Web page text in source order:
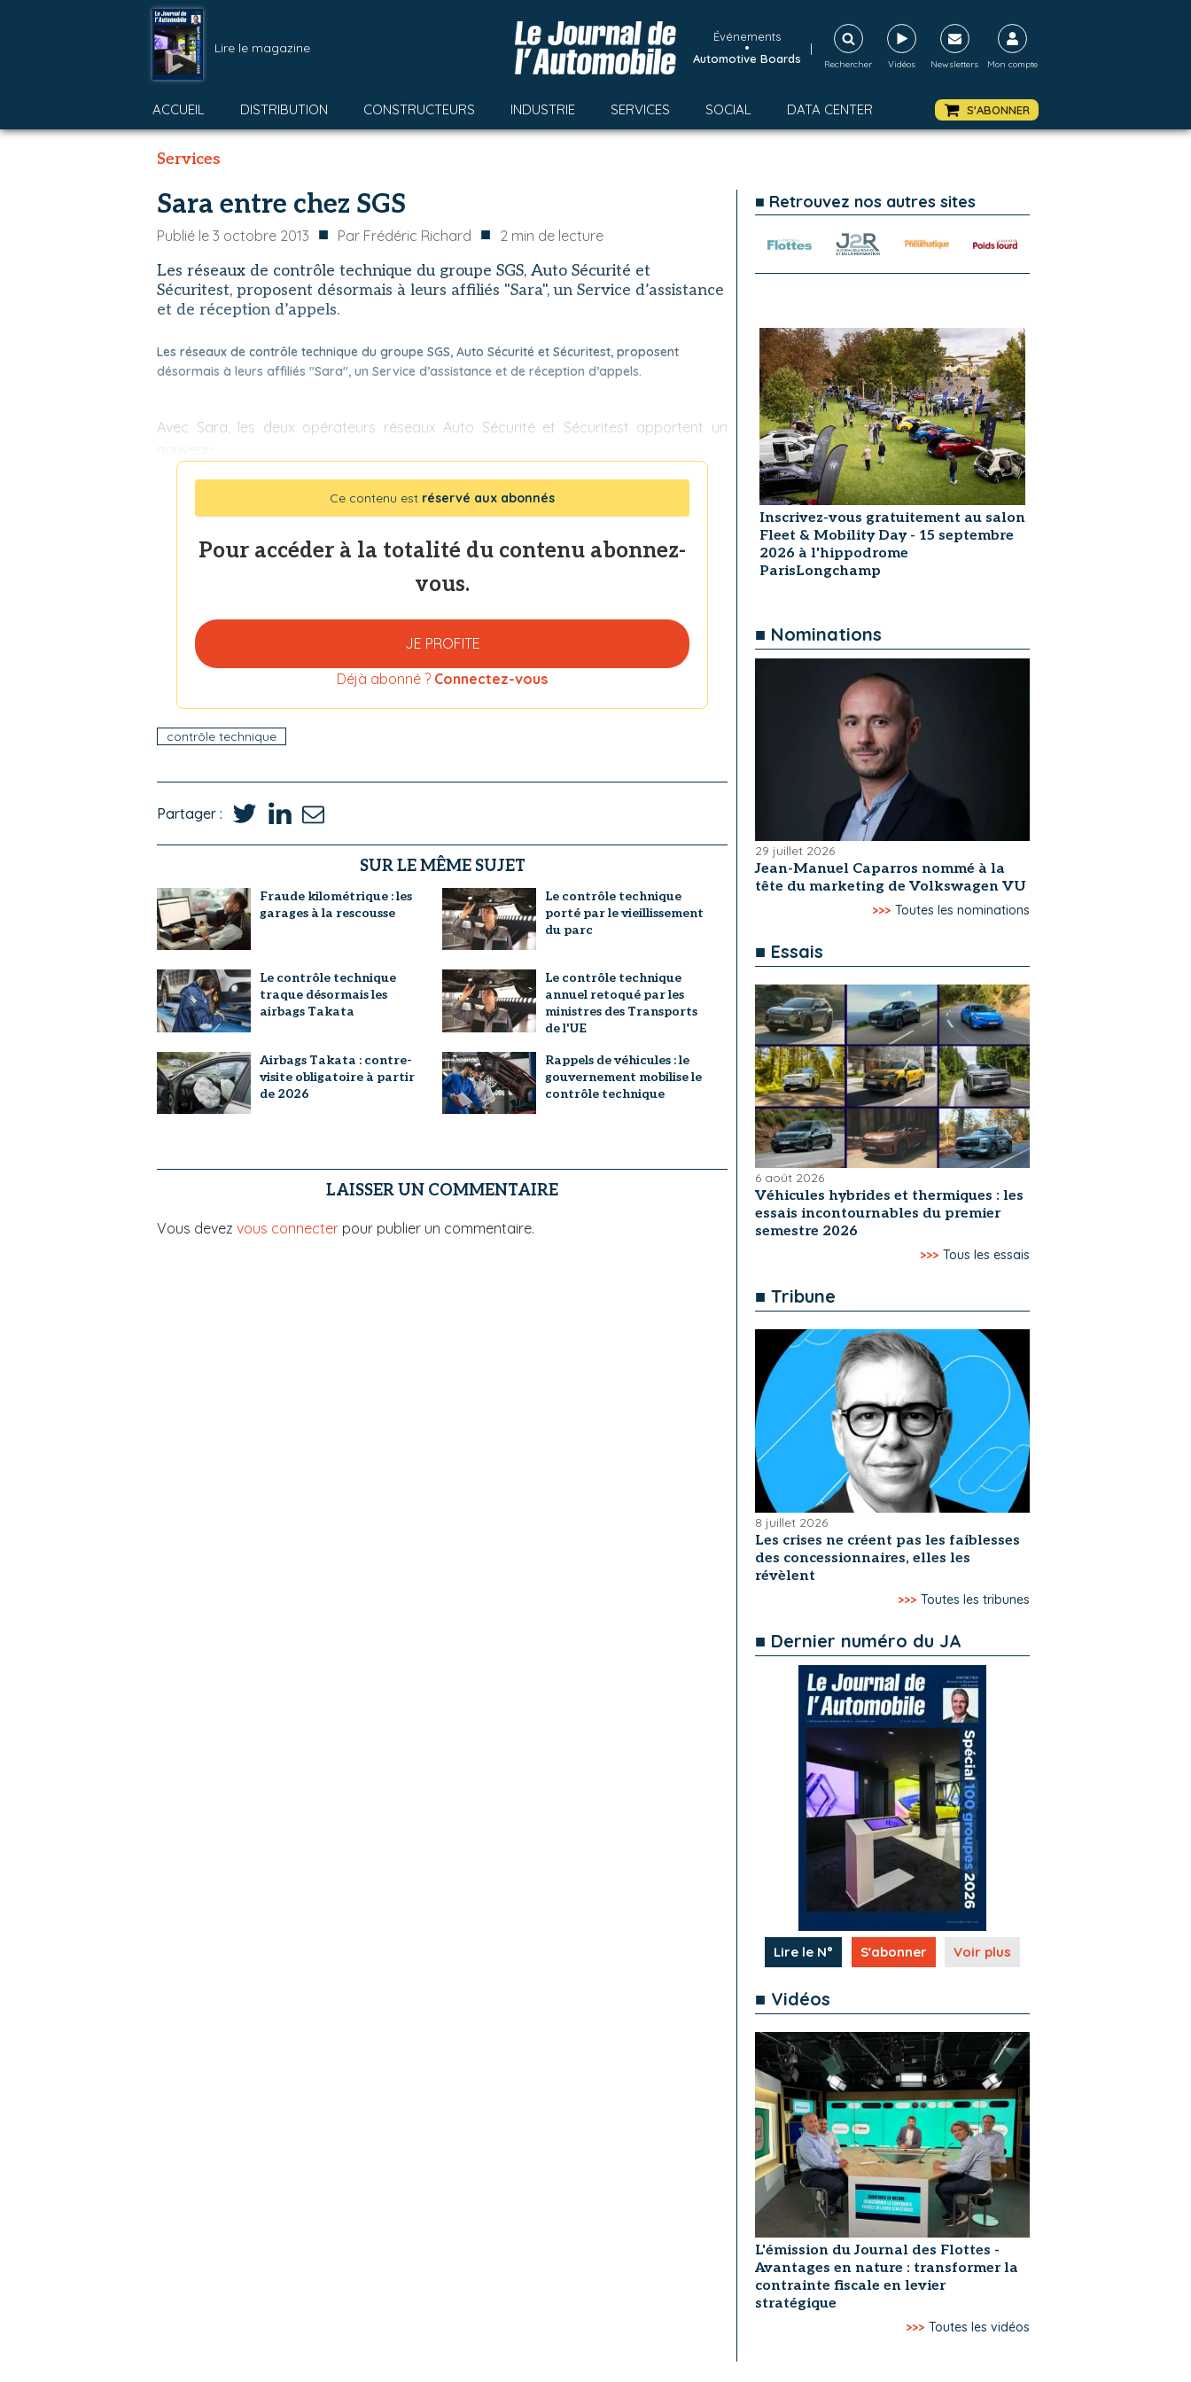
Lire le magazine
Événements
•
Automotive Boards
|
Rechercher Vidéos Newsletters Mon compte
ACCUEIL DISTRIBUTION CONSTRUCTEURS INDUSTRIE SERVICES SOCIAL DATA CENTER S'ABONNER
Services
Sara entre chez SGS
Publié le 3 octobre 2013 ■ Par Frédéric Richard ■ 2 min de lecture
Les réseaux de contrôle technique du groupe SGS, Auto Sécurité et
Sécuritest, proposent désormais à leurs affiliés "Sara", un Service d’assistance
et de réception d’appels.
Les réseaux de contrôle technique du groupe SGS, Auto Sécurité et Sécuritest, proposent
désormais à leurs affiliés "Sara", un Service d’assistance et de réception d’appels.
Avec Sara, les deux opérateurs réseaux Auto Sécurité et Sécuritest apportent un
Ce contenu est réservé aux abonnés
Pour accéder à la totalité du contenu abonnez-
vous.
JE PROFITE
Déjà abonné ? Connectez-vous
contrôle technique
Partager :
SUR LE MÊME SUJET
Fraude kilométrique : les
garages à la rescousse
Le contrôle technique
porté par le vieillissement
du parc
Le contrôle technique
traque désormais les
airbags Takata
Le contrôle technique
annuel retoqué par les
ministres des Transports
de l'UE
Airbags Takata : contre-
visite obligatoire à partir
de 2026
Rappels de véhicules : le
gouvernement mobilise le
contrôle technique
LAISSER UN COMMENTAIRE
Vous devez vous connecter pour publier un commentaire.
■ Retrouvez nos autres sites
Inscrivez-vous gratuitement au salon
Fleet & Mobility Day - 15 septembre
2026 à l'hippodrome
ParisLongchamp
■ Nominations
29 juillet 2026
Jean-Manuel Caparros nommé à la
tête du marketing de Volkswagen VU
>>> Toutes les nominations
■ Essais
6 août 2026
Véhicules hybrides et thermiques : les
essais incontournables du premier
semestre 2026
>>> Tous les essais
■ Tribune
8 juillet 2026
Les crises ne créent pas les faiblesses
des concessionnaires, elles les
révèlent
>>> Toutes les tribunes
■ Dernier numéro du JA
Lire le N° S'abonner Voir plus
■ Vidéos
L'émission du Journal des Flottes -
Avantages en nature : transformer la
contrainte fiscale en levier
stratégique
>>> Toutes les vidéos